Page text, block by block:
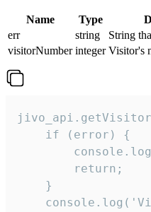
Name Type
err
string
String
visitorNumber integer Visitor's
    if (error) {
        return;
    }